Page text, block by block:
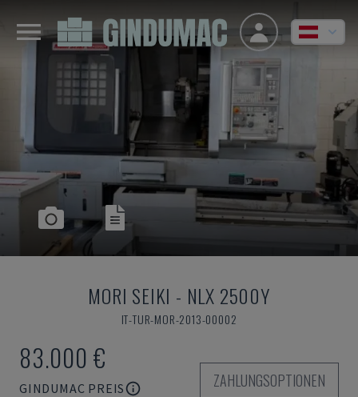
MORI SEIKI - NLX 2500Y
IT-TUR-MOR-2013-00002
83.000 €
GINDUMAC PREIS
ZAHLUNGSOPTIONEN